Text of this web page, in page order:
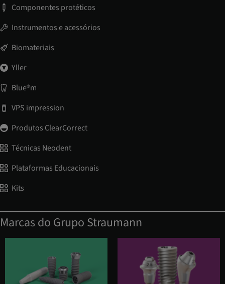
Componentes protéticos
Instrumentos e acessórios
Biomateriais
Yller
Blue®m
VPS impression
Produtos ClearCorrect
Técnicas Neodent
Plataformas Educacionais
Kits
Marcas do Grupo Straumann